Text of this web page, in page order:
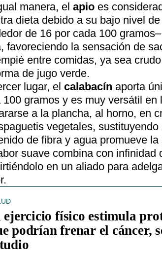
manera, el apio es
dieta debido a su bajo nivel
de 16 por cada 100
favoreciendo la sensación de
entre comidas, ya sea
de jugo verde.
lugar, el calabacín aporta
100 gramos y es muy versátil en
a la plancha, al horno, en
vegetales,
de fibra y agua promueve
suave combina con infinidad
en un aliado para
ejercicio físico estimula
podrían frenar el cáncer,